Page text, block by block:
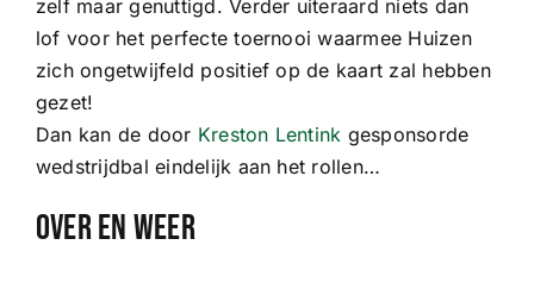
zelf maar genuttigd. Verder uiteraard niets dan
lof voor het perfecte toernooi waarmee Huizen
zich ongetwijfeld positief op de kaart zal hebben
gezet!
Dan kan de door Kreston Lentink gesponsorde
wedstrijdbal eindelijk aan het rollen…
Over en weer